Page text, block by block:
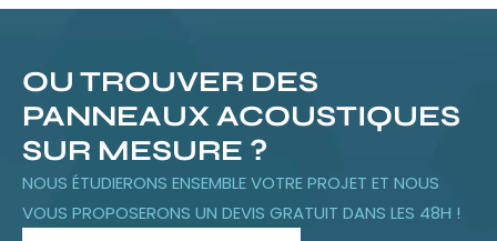
OU TROUVER DES
PANNEAUX ACOUSTIQUES
SUR MESURE ?
NOUS ÉTUDIERONS ENSEMBLE VOTRE PROJET ET NOUS
VOUS PROPOSERONS UN DEVIS GRATUIT DANS LES 48H !